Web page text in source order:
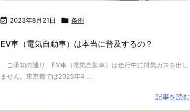
 2023年8月21日  条例
EV車（電気自動車）は本当に普及するの？
ご承知の通り、EV車（電気自動車）は走行中に排気ガスを出し
ません。東京都では2025年4 ...
記事を読む